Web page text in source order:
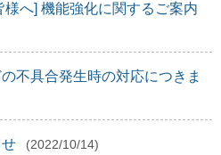
へ] 機能強化に関するご案内
不具合発生時の対応につきま
(2022/10/14)